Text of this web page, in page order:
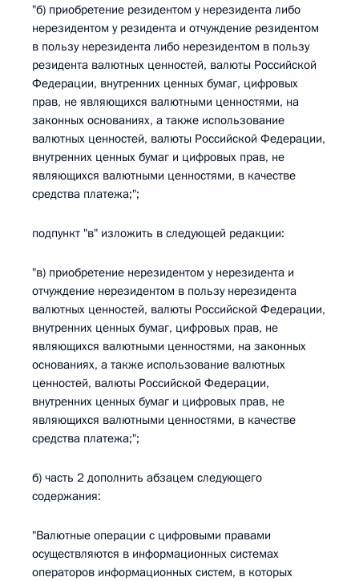
"б) приобретение резидентом у нерезидента либо
нерезидентом у резидента и отчуждение резидентом
в пользу нерезидента либо нерезидентом в пользу
резидента валютных ценностей, валюты Российской
Федерации, внутренних ценных бумаг, цифровых
прав, не являющихся валютными ценностями, на
законных основаниях, а также использование
валютных ценностей, валюты Российской Федерации,
внутренних ценных бумаг и цифровых прав, не
являющихся валютными ценностями, в качестве
средства платежа;";
подпункт "в" изложить в следующей редакции:
"в) приобретение нерезидентом у нерезидента и
отчуждение нерезидентом в пользу нерезидента
валютных ценностей, валюты Российской Федерации,
внутренних ценных бумаг, цифровых прав, не
являющихся валютными ценностями, на законных
основаниях, а также использование валютных
ценностей, валюты Российской Федерации,
внутренних ценных бумаг и цифровых прав, не
являющихся валютными ценностями, в качестве
средства платежа;";
б) часть 2 дополнить абзацем следующего
содержания:
"Валютные операции с цифровыми правами
осуществляются в информационных системах
операторов информационных систем, в которых